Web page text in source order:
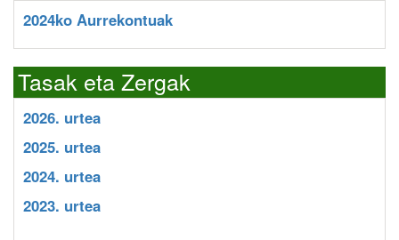
2024ko Aurrekontuak
Tasak eta Zergak
2026. urtea
2025. urtea
2024. urtea
2023. urtea